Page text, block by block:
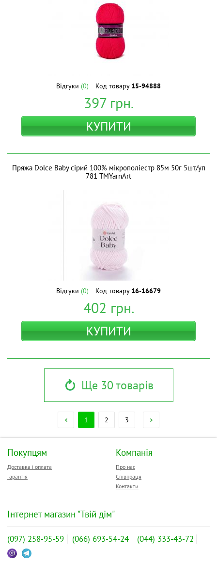
Відгуки (0) Код товару 15-94888
397грн.
КУПИТИ
Пряжа Dolce Baby сірий 100% мікрополіестр 85м 50г 5шт/уп
781 ТМYarnArt
Відгуки (0) Код товару 16-16679
402 грн.
КУПИТИ
Ще 30 товарів
1 2 3
Покупцям
Доставка і оплата
Гарантія
Компанія
Про нас
Співпраця
Контакти
Інтернет магазин "Твій дім"
(097) 258-95-59 (066) 693-54-24 (044) 333-43-72